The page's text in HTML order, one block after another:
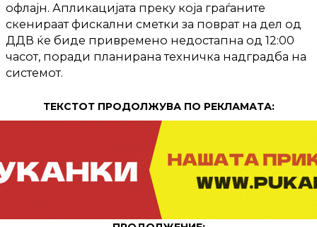
офлајн. Апликацијата преку која граѓаните
скенираат фискални сметки за поврат на дел од
ДДВ ќе биде привремено недостапна од 12:00
часот, поради планирана техничка надградба на
системот.
ТЕКСТОТ ПРОДОЛЖУВА ПО РЕКЛАМАТА: